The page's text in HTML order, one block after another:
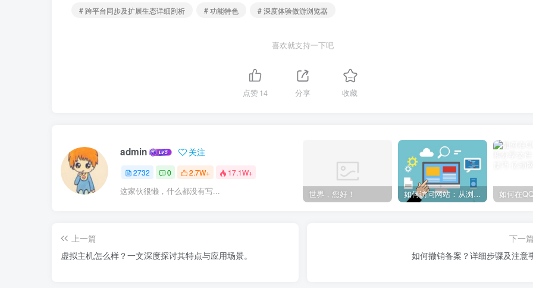
# 跨平台同步及扩展生态详细剖析
# 功能特色 # 深度体验傲游浏览器
喜欢就支持一下吧
点赞14 分享 收藏
admin 关注
2732 0 2.7W+ 17.1W+
这家伙很懒，什么都没有写... 世界，您好！ 如何访问网站：从浏览器输入到页面加载的完整步骤详解
上一篇
虚拟主机怎么样？一文深度探讨其特点与应用场景。
下一
如何撤销备案？详细步骤及注意